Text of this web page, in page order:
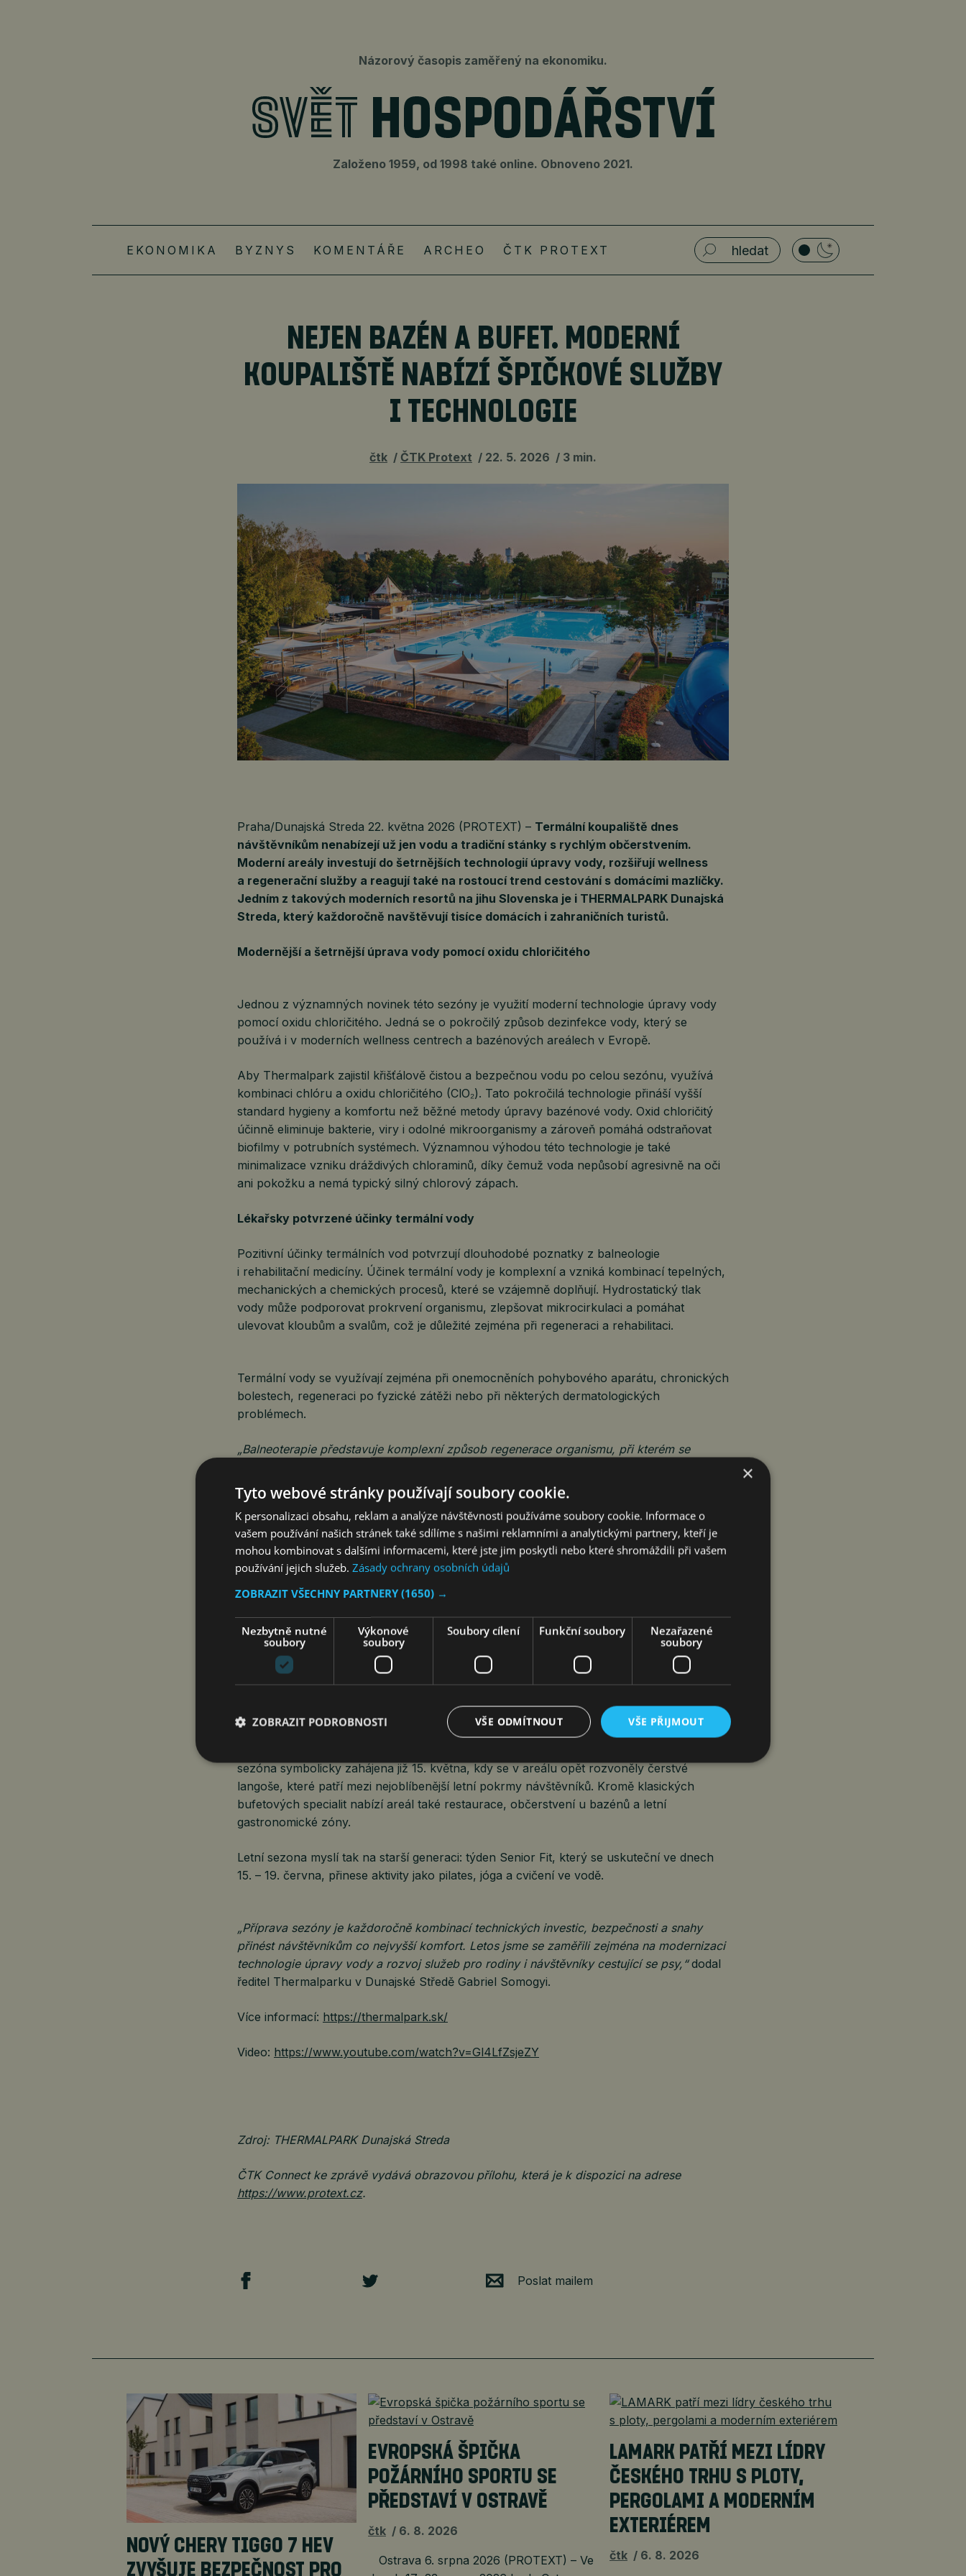
Názorový časopis zaměřený na ekonomiku.
Založeno 1959, od 1998 také online. Obnoveno 2021.
EKONOMIKA BYZNYS KOMENTÁŘE ARCHEO ČTK PROTEXT
NEJEN BAZÉN A BUFET. MODERNÍ
KOUPALIŠTĚ NABÍZÍ ŠPIČKOVÉ SLUŽBY
I TECHNOLOGIE
čtk ČTK Protext 22. 5. 2026 3 min.
Praha/Dunajská Streda 22. května 2026 (PROTEXT) – Termální koupaliště dnes
návštěvníkům nenabízejí už jen vodu a tradiční stánky s rychlým občerstvením.
Moderní areály investují do šetrnějších technologií úpravy vody, rozšiřují wellness
a regenerační služby a reagují také na rostoucí trend cestování s domácími mazlíčky.
Jedním z takových moderních resortů na jihu Slovenska je i THERMALPARK Dunajská
Streda, který každoročně navštěvují tisíce domácích i zahraničních turistů.
Modernější a šetrnější úprava vody pomocí oxidu chloričitého
Jednou z významných novinek této sezóny je využití moderní technologie úpravy vody
pomocí oxidu chloričitého. Jedná se o pokročilý způsob dezinfekce vody, který se
používá i v moderních wellness centrech a bazénových areálech v Evropě.
Aby Thermalpark zajistil křišťálově čistou a bezpečnou vodu po celou sezónu, využívá
kombinaci chlóru a oxidu chloričitého (ClO₂). Tato pokročilá technologie přináší vyšší
standard hygieny a komfortu než běžné metody úpravy bazénové vody. Oxid chloričitý
účinně eliminuje bakterie, viry i odolné mikroorganismy a zároveň pomáhá odstraňovat
biofilmy v potrubních systémech. Významnou výhodou této technologie je také
minimalizace vzniku dráždivých chloraminů, díky čemuž voda nepůsobí agresivně na oči
ani pokožku a nemá typický silný chlorový zápach.
Lékařsky potvrzené účinky termální vody
Pozitivní účinky termálních vod potvrzují dlouhodobé poznatky z balneologie
i rehabilitační medicíny. Účinek termální vody je komplexní a vzniká kombinací tepelných,
mechanických a chemických procesů, které se vzájemně doplňují. Hydrostatický tlak
vody může podporovat prokrvení organismu, zlepšovat mikrocirkulaci a pomáhat
ulevovat kloubům a svalům, což je důležité zejména při regeneraci a rehabilitaci.
Termální vody se využívají zejména při onemocněních pohybového aparátu, chronických
bolestech, regeneraci po fyzické zátěži nebo při některých dermatologických
problémech.
„Balneoterapie představuje komplexní způsob regenerace organismu, při kterém se
Dr. Katarína Szabó Mihályová, atestovaný chirurg a odbornice na balneoterapii.
Dog friendly kemp i pobyty přímo v areálu koupaliště
THERMALPARK pokračuje také v rozšiřovaní služeb pro cestovatele a rodiny. Součástí
resortu je camping a možnosti ubytování přímo v areálu koupaliště. Dog friendly přístup
umožňuje trávit dovolenou i se čtyřnohými mazlíčky. Přidanou hodnotou kempu je
Návštěvníci mohou k ubytování využít moderní Hotel Campino nebo zmíněný autokemp
Letní sezóna odstartovala
sezóna symbolicky zahájena již 15. května, kdy se v areálu opět rozvoněly čerstvé
langoše, které patří mezi nejoblíbenější letní pokrmy návštěvníků. Kromě klasických
bufetových specialit nabízí areál také restaurace, občerstvení u bazénů a letní
gastronomické zóny.
Letní sezona myslí tak na starší generaci: týden Senior Fit, který se uskuteční ve dnech
15. – 19. června, přinese aktivity jako pilates, jóga a cvičení ve vodě.
„Příprava sezóny je každoročně kombinací technických investic, bezpečnosti a snahy
přinést návštěvníkům co nejvyšší komfort. Letos jsme se zaměřili zejména na modernizaci
technologie úpravy vody a rozvoj služeb pro rodiny i návštěvníky cestující se psy,“dodal
ředitel Thermalparku v Dunajské Středě Gabriel Somogyi.
Více informací: https://thermalpark.sk/
Video: https://www.youtube.com/watch?v=Gl4LfZsjeZY
Zdroj: THERMALPARK Dunajská Streda
ČTK Connect ke zprávě vydává obrazovou přílohu, která je k dispozici na adrese
https://www.protext.cz.
Poslat mailem
NOVÝ CHERY TIGGO 7 HEV
ZVYŠUJE BEZPEČNOST PRO
EVROPSKÁ ŠPIČKA
POŽÁRNÍHO SPORTU SE
PŘEDSTAVÍ V OSTRAVĚ
čtk 6. 8. 2026
Ostrava 6. srpna 2026 (PROTEXT) – Ve
LAMARK PATŘÍ MEZI LÍDRY
ČESKÉHO TRHU S PLOTY,
PERGOLAMI A MODERNÍM
EXTERIÉREM
čtk 6. 8. 2026
×
Tyto webové stránky používají soubory cookie.
K personalizaci obsahu, reklam a analýze návštěvnosti používáme soubory cookie. Informace o
vašem používání našich stránek také sdílíme s našimi reklamními a analytickými partnery, kteří je
mohou kombinovat s dalšími informacemi, které jste jim poskytli nebo které shromáždili při vašem
používání jejich služeb. Zásady ochrany osobních údajů
ZOBRAZIT VŠECHNY PARTNERY (1650) →
Nezbytně nutné
soubory
Výkonové
soubory
Soubory cílení Funkční soubory
Nezařazené
soubory
VŠE PŘIJMOUT
VŠE ODMÍTNOUT
ZOBRAZIT PODROBNOSTI